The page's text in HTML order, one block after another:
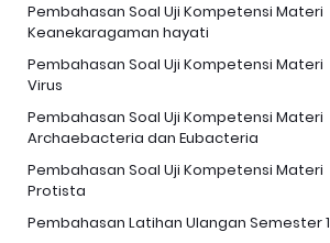
Pembahasan Soal Uji Kompetensi Materi
Keanekaragaman hayati
Pembahasan Soal Uji Kompetensi Materi
Virus
Pembahasan Soal Uji Kompetensi Materi
Archaebacteria dan Eubacteria
Pembahasan Soal Uji Kompetensi Materi
Protista
Pembahasan Latihan Ulangan Semester 1